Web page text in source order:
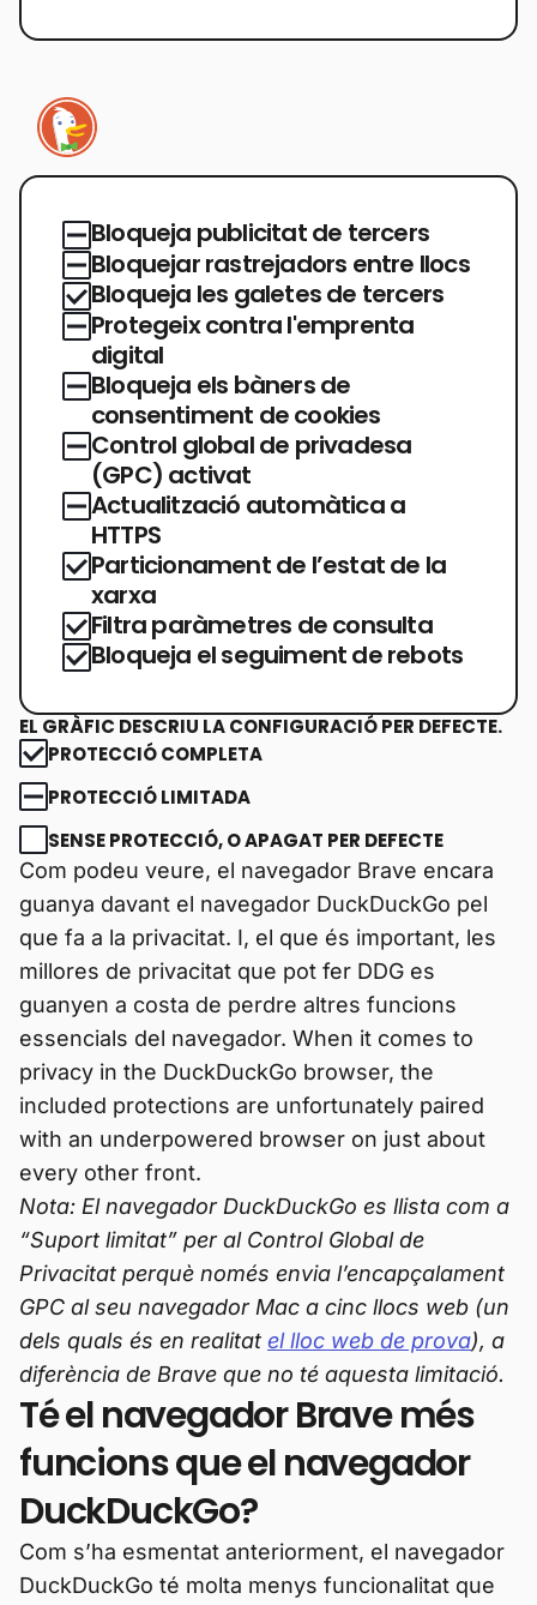
Bloqueja publicitat de tercers
Bloquejar rastrejadors entre llocs
Bloqueja les galetes de tercers
Protegeix contra l'emprenta
digital
Bloqueja els bàners de
consentiment de cookies
Control global de privadesa
(GPC) activat
Actualització automàtica a
HTTPS
Particionament de l’estat de la
xarxa
Filtra paràmetres de consulta
Bloqueja el seguiment de rebots
EL GRÀFIC DESCRIU LA CONFIGURACIÓ PER DEFECTE.
PROTECCIÓ COMPLETA
PROTECCIÓ LIMITADA
SENSE PROTECCIÓ, O APAGAT PER DEFECTE
Com podeu veure, el navegador Brave encara
guanya davant el navegador DuckDuckGo pel
que fa a la privacitat. I, el que és important, les
millores de privacitat que pot fer DDG es
guanyen a costa de perdre altres funcions
essencials del navegador. When it comes to
privacy in the DuckDuckGo browser, the
included protections are unfortunately paired
with an underpowered browser on just about
every other front.
Nota: El navegador DuckDuckGo es llista com a
“Suport limitat” per al Control Global de
Privacitat perquè només envia l’encapçalament
GPC al seu navegador Mac a cinc llocs web (un
dels quals és en realitat el lloc web de prova), a
diferència de Brave que no té aquesta limitació.
Té el navegador Brave més
funcions que el navegador
DuckDuckGo?
Com s’ha esmentat anteriorment, el navegador
DuckDuckGo té molta menys funcionalitat que